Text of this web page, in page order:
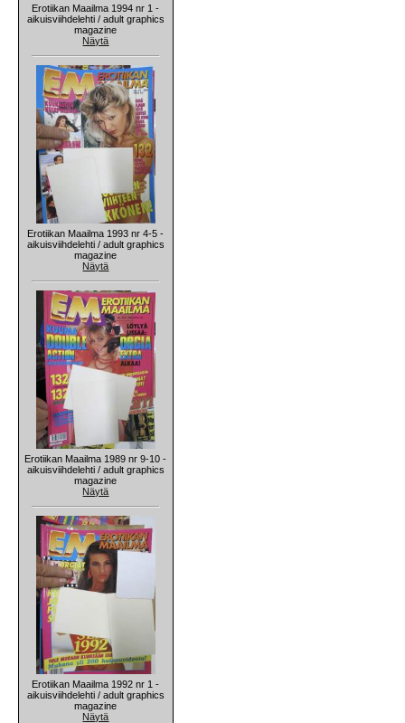
Erotiikan Maailma 1994 nr 1 -
aikuisviihdelehti / adult graphics
magazine
Näytä
Erotiikan Maailma 1993 nr 4-5 -
aikuisviihdelehti / adult graphics
magazine
Näytä
Erotiikan Maailma 1989 nr 9-10 -
aikuisviihdelehti / adult graphics
magazine
Näytä
Erotiikan Maailma 1992 nr 1 -
aikuisviihdelehti / adult graphics
magazine
Näytä